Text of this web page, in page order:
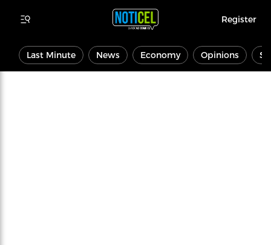
Register
Last Minute News Economy Opinions